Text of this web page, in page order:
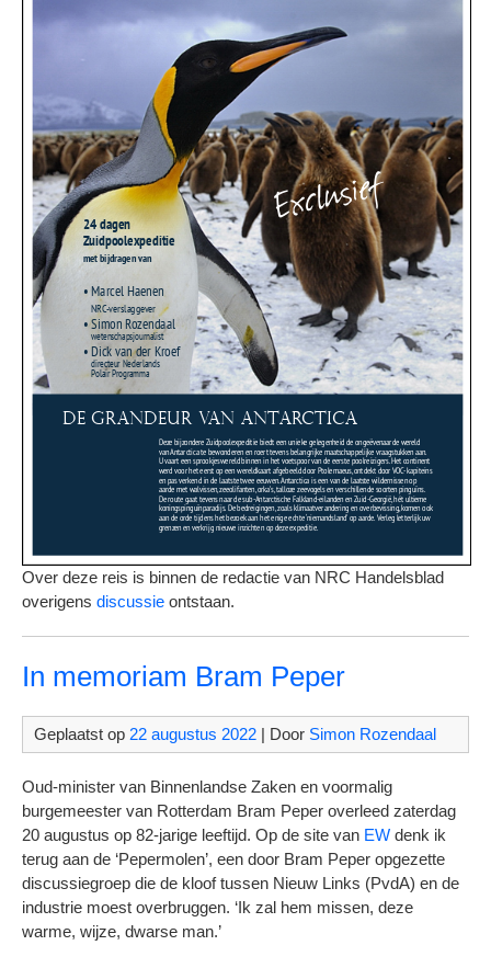
Over deze reis is binnen de redactie van NRC Handelsblad
overigens discussie ontstaan.
In memoriam Bram Peper
Geplaatst op 22 augustus 2022 | Door Simon Rozendaal
Oud-minister van Binnenlandse Zaken en voormalig
burgemeester van Rotterdam Bram Peper overleed zaterdag
20 augustus op 82-jarige leeftijd. Op de site van EW denk ik
terug aan de ‘Pepermolen’, een door Bram Peper opgezette
discussiegroep die de kloof tussen Nieuw Links (PvdA) en de
industrie moest overbruggen. ‘Ik zal hem missen, deze
warme, wijze, dwarse man.’